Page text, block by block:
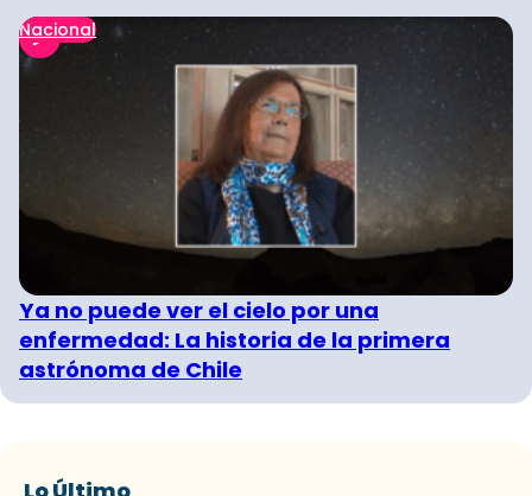
Nacional
Ya no puede ver el cielo por una
enfermedad: La historia de la primera
astrónoma de Chile